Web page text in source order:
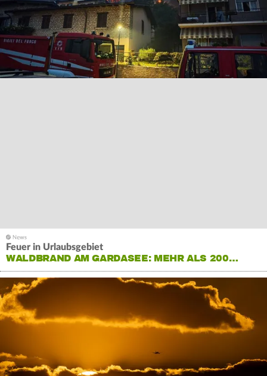
Feuer in Urlaubsgebiet
WALDBRAND AM GARDASEE: MEHR ALS 200…